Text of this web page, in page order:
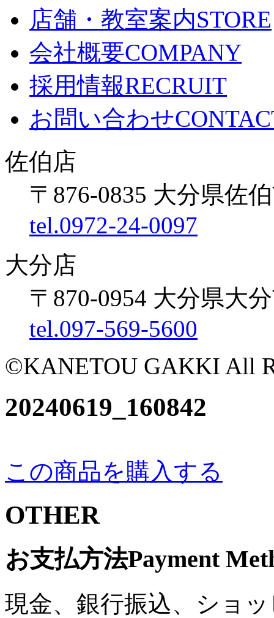
店舗・教室案内STORE
会社概要COMPANY
採用情報RECRUIT
お問い合わせ
佐伯店
〒876-0835 大分県佐
tel.0972-24-0097
大分店
〒870-0954 大分県大
tel.097-569-5600
©KANETOU GAKKI All
20240619_160842
この商品を購入する
OTHER
お支払方法Payment
現金、銀行振込、ショ